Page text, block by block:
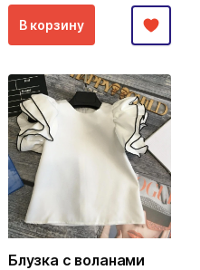
В корзину
Блузка с воланами